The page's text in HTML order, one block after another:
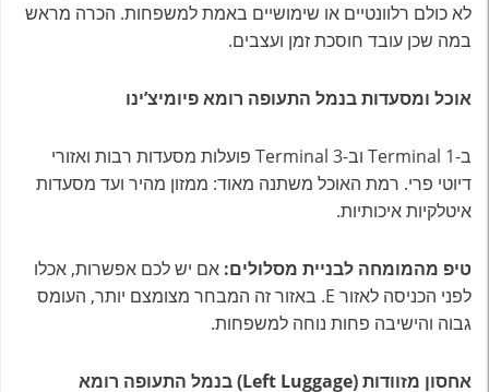
לא כולם רלוונטיים או שימושיים באמת למשפחות. הכרה מראש
במה שכן עובד חוסכת זמן ועצבים.
אוכל ומסעדות בנמל התעופה רומא פיומיצ’ינו
ב-Terminal 1 וב-Terminal 3 פועלות מסעדות רבות ואזורי
דיוטי פרי. רמת האוכל משתנה מאוד: ממזון מהיר ועד מסעדות
איטלקיות איכותיות.
טיפ מהמומחה לבניית מסלולים: אם יש לכם אפשרות, אכלו
לפני הכניסה לאזור E. באזור זה המבחר מצומצם יותר, העומס
גבוה והישיבה פחות נוחה למשפחות.
אחסון מזוודות (Left Luggage) בנמל התעופה רומא